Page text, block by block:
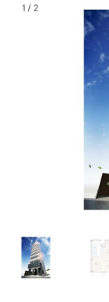
1 / 2